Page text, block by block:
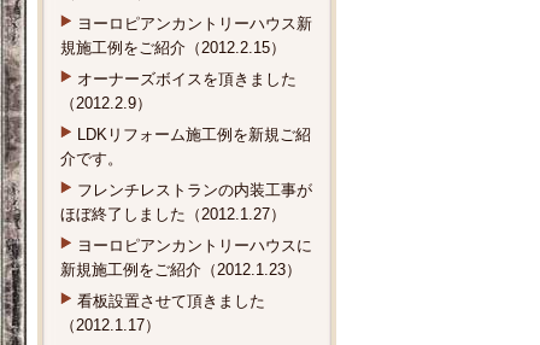
ヨーロピアンカントリーハウス新
規施工例をご紹介（2012.2.15）
オーナーズボイスを頂きました
（2012.2.9）
LDKリフォーム施工例を新規ご紹
介です。
フレンチレストランの内装工事が
ほぼ終了しました（2012.1.27）
ヨーロピアンカントリーハウスに
新規施工例をご紹介（2012.1.23）
看板設置させて頂きました
（2012.1.17）